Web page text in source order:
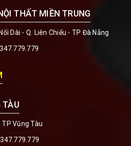
THẤT MIỀN TRUNG
Dài - Q. Liên Chiểu - TP Đà Nẵng
TÀU
TP Vũng Tàu